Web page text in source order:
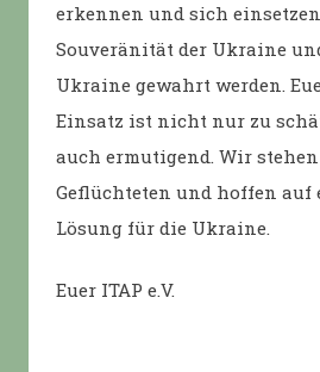
erkennen und sich
Souveränität der Ukraine
Ukraine gewahrt werden.
Einsatz ist nicht nur zu
auch ermutigend. Wir
Geflüchteten und hoffen auf
Lösung für die Ukraine.
Euer ITAP e.V.